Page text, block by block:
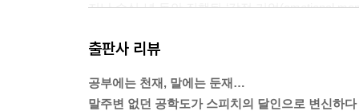
지난 수십 년 동안 진행된 ‘감정 기억(emotional
고 그런 감정은 그 사건을 내 뇌리에‘ 각인’시켰다
―56쪽
출판사 리뷰
공부에는 천재, 말에는 둔재…
말주변 없던 공학도가 스피치의 달인으로 변신하다